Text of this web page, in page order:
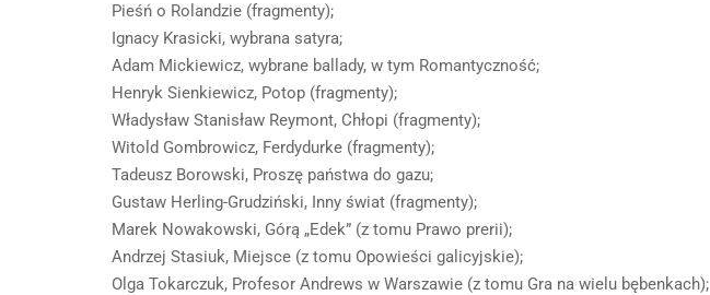
Pieśń o Rolandzie (fragmenty);
Ignacy Krasicki, wybrana satyra;
Adam Mickiewicz, wybrane ballady, w tym Romantyczność;
Henryk Sienkiewicz, Potop (fragmenty);
Władysław Stanisław Reymont, Chłopi (fragmenty);
Witold Gombrowicz, Ferdydurke (fragmenty);
Tadeusz Borowski, Proszę państwa do gazu;
Gustaw Herling-Grudziński, Inny świat (fragmenty);
Marek Nowakowski, Górą „Edek” (z tomu Prawo prerii);
Andrzej Stasiuk, Miejsce (z tomu Opowieści galicyjskie);
Olga Tokarczuk, Profesor Andrews w Warszawie (z tomu Gra na wielu bębenkach);